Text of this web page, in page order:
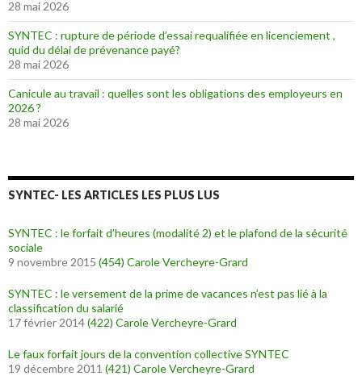
28 mai 2026
SYNTEC : rupture de période d’essai requalifiée en licenciement ,
quid du délai de prévenance payé?
28 mai 2026
Canicule au travail : quelles sont les obligations des employeurs en
2026 ?
28 mai 2026
SYNTEC- LES ARTICLES LES PLUS LUS
SYNTEC : le forfait d’heures (modalité 2) et le plafond de la sécurité
sociale
9 novembre 2015 (454) Carole Vercheyre-Grard
SYNTEC : le versement de la prime de vacances n’est pas lié à la
classification du salarié
17 février 2014(422) Carole Vercheyre-Grard
Le faux forfait jours de la convention collective SYNTEC
19 décembre 2011 (421) Carole Vercheyre-Grard